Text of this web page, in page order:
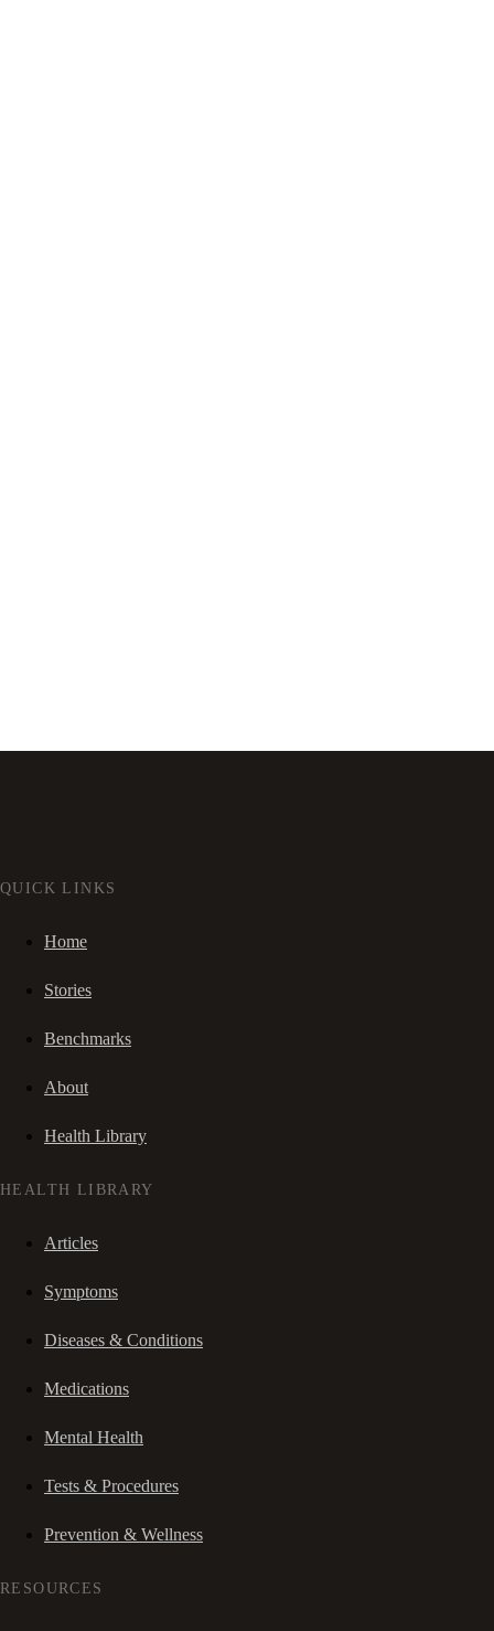
QUICK LINKS
Home
Stories
Benchmarks
About
Health Library
HEALTH LIBRARY
Articles
Symptoms
Diseases & Conditions
Medications
Mental Health
Tests & Procedures
Prevention & Wellness
RESOURCES